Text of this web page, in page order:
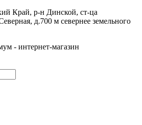
Край, р-н Динской, ст-ца
д.700 м севернее земельного
- интернет-магазин